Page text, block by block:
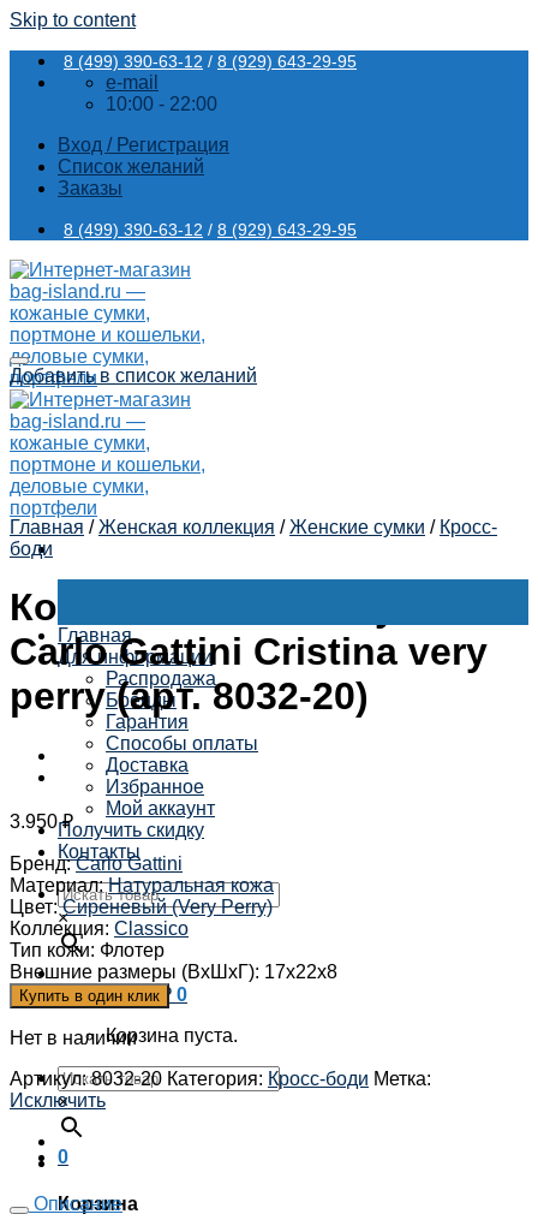
Skip to content
8 (499) 390-63-12 / 8 (929) 643-29-95
e-mail
10:00 - 22:00
Вход / Регистрация
Список желаний
Заказы
8 (499) 390-63-12 / 8 (929) 643-29-95
Главная
Для информации
Распродажа
Бренды
Гарантия
Способы оплаты
Доставка
Избранное
Мой аккаунт
Получить скидку
Контакты
×
Корзина /0 ₽ 0
Корзина пуста.
×
0
Корзина
Добавить в список желаний
Главная / Женская коллекция / Женские сумки / Кросс-
боди
Кожаная женская сумка
Carlo Gattini Cristina very
perry (арт. 8032-20)
3.950₽
Бренд:Carlo Gattini
Материал:Натуральная кожа
Цвет:Сиреневый (Very Perry)
Коллекция: Classico
Тип кожи: Флотер
Внешние размеры (ВхШхГ): 17x22x8
Купить в один клик
Нет в наличии
Артикул:8032-20 Категория: Кросс-боди Метка:
Исключить
Описание